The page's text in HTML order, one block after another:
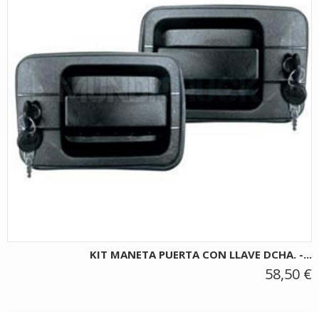
KIT MANETA PUERTA CON LLAVE DCHA. -...
58,50 €